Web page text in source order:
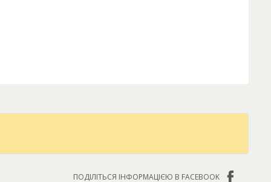
ПОДІЛІТЬСЯ ІНФОРМАЦІЄЮ В FACEBOOK